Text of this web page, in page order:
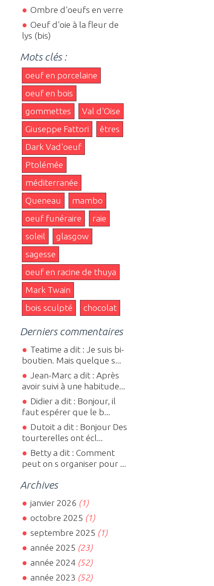
Ombre d'oeufs en verre
Oeuf d'oie à la fleur de
lys (bis)
Mots clés :
oeuf en porcelaine
oeuf en bois
gommettes
Val d'Oise
Giuseppe Fattori
êtres
Dark Vad'oeuf
Ptolémée
méditerranée
Queneau
mambo
oeuf funéraire
raie
soleil
glasgow
sagesse
oeuf en racine de thuya
Mark Twain
bois sculpté
chocolat
Derniers commentaires
Teatime a dit : Je suis bi-
boutien. Mais quelque s...
Jean-Marc a dit : Après
avoir suivi à une habitude...
Didier a dit : Bonjour, il
faut espérer que le b...
Dutoit a dit : Bonjour Des
tourterelles ont écl...
Betty a dit : Comment
peut on s organiser pour ...
Archives
janvier 2026 (1)
octobre 2025 (1)
septembre 2025 (1)
année 2025 (23)
année 2024(52)
année 2023 (52)